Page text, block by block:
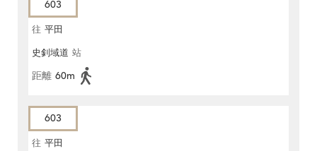
603
往 平田
史釗域道 站
距離 60m
603
往 平田